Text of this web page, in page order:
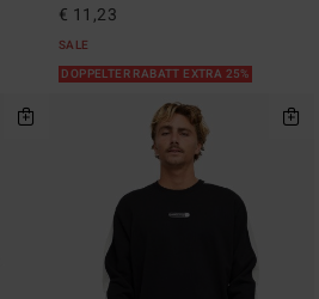
€ 11,23
SALE
DOPPELTER RABATT EXTRA 25%